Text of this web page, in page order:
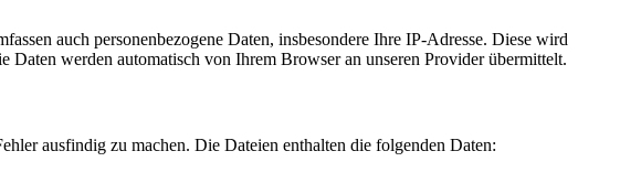
auch personenbezogene Daten, insbesondere Ihre IP-Adresse. Diese wird
werden automatisch von Ihrem Browser an unseren Provider übermittelt.
ausfindig zu machen. Die Dateien enthalten die folgenden Daten: